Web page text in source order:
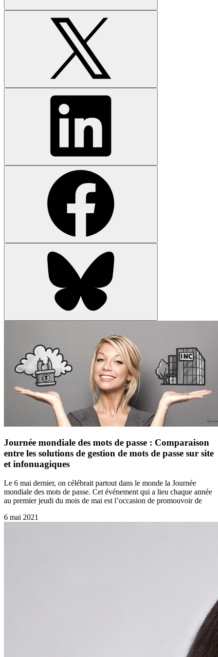
Journée mondiale des mots de passe : Comparaison
entre les solutions de gestion de mots de passe sur site
et infonuagiques
Le 6 mai dernier, on célébrait partout dans le monde la Journée
mondiale des mots de passe. Cet événement qui a lieu chaque année
au premier jeudi du mois de mai est l’occasion de promouvoir de
6 mai 2021